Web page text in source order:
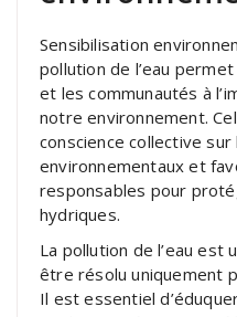
Sensibilisation
pollution de l’eau
et les communautés à
notre environnement.
conscience collective
environnementaux et
responsables pour
hydriques.
La pollution de l’eau est
être résolu uniquement
Il est essentiel